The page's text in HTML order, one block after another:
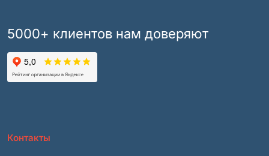
5000+ клиентов нам доверяют
Контакты